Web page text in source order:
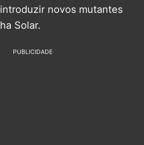
novos mutantes
Solar.
PUBLICIDADE